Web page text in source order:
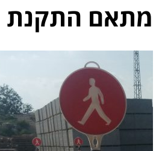
מתאם התקנת